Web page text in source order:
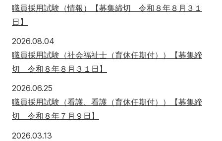
大学院
職員採用試験（情報）【募集締切 令和８年８月３１
日】
2026.08.04
職員採用試験（社会福祉士（育休任期付））【募集締
切 令和８年８月３１日】
2026.06.25
職員採用試験（看護、看護（育休任期付））【募集締
切 令和８年７月９日】
2026.03.13